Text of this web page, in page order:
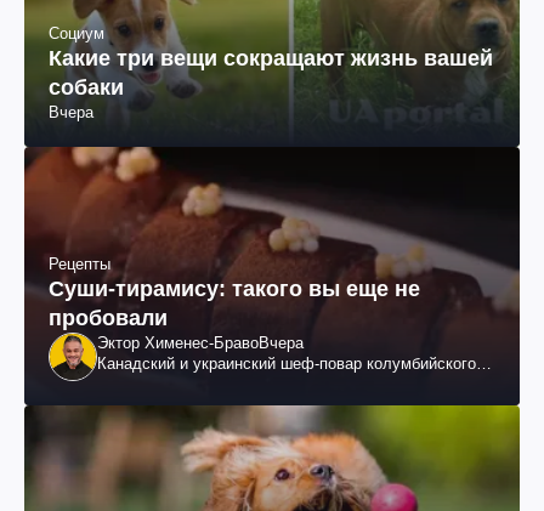
Социум
Какие три вещи сокращают жизнь вашей
собаки
Вчера
Рецепты
Суши-тирамису: такого вы еще не
пробовали
Эктор Хименес-БравоВчера
Канадский и украинский шеф-повар колумбийского